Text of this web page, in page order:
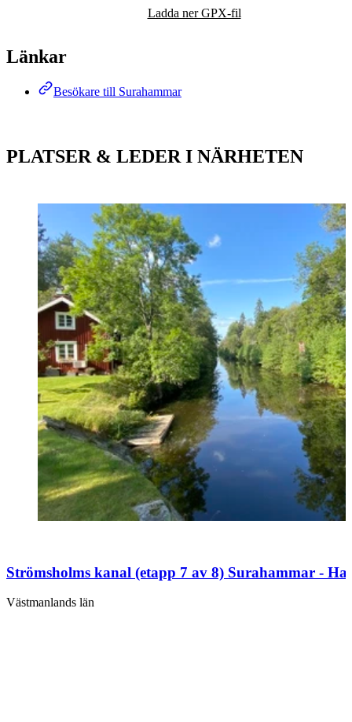
Ladda ner GPX-fil
Länkar
Besökare till Surahammar
PLATSER & LEDER I NÄRHETEN
Strömsholms kanal (etapp 7 av 8) Surahammar -
Västmanlands län